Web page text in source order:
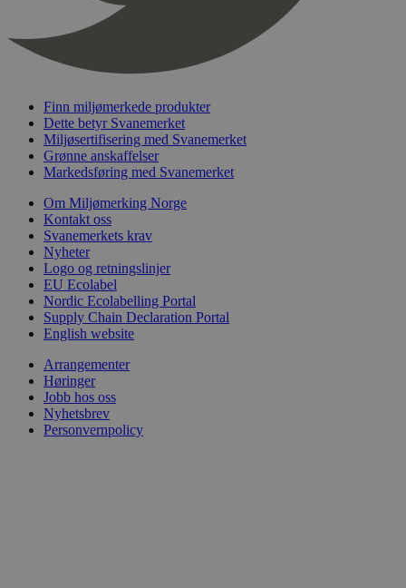
Finn miljømerkede produkter
Dette betyr Svanemerket
Miljøsertifisering med Svanemerket
Grønne anskaffelser
Markedsføring med Svanemerket
Om Miljømerking Norge
Kontakt oss
Svanemerkets krav
Nyheter
Logo og retningslinjer
EU Ecolabel
Nordic Ecolabelling Portal
Supply Chain Declaration Portal
English website
Arrangementer
Høringer
Jobb hos oss
Nyhetsbrev
Personvernpolicy